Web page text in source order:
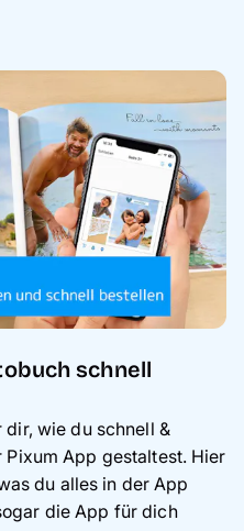
schnell
wie du schnell &
App gestaltest. Hier
du alles in der App
die App für dich